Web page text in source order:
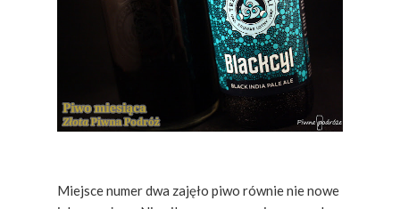
Miejsce numer dwa zajęło piwo równie nie nowe